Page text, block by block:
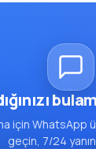
için WhatsApp
geçin, 7/24